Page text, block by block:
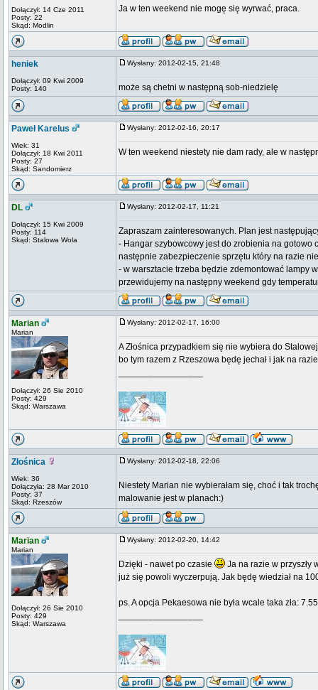
Dołączył: 14 Cze 2011
Posty: 22
Skąd: Modlin
Ja w ten weekend nie mogę się wyrwać, praca.
heniek
Dołączył: 09 Kwi 2009
Posty: 140
Wysłany: 2012-02-15, 21:48
może są chetni w następną sob-niedzielę
Paweł Karelus
Wiek: 31
Dołączył: 18 Kwi 2011
Posty: 27
Skąd: Sandomierz
Wysłany: 2012-02-16, 20:17
W ten weekend niestety nie dam rady, ale w
DL
Dołączył: 15 Kwi 2009
Posty: 114
Skąd: Stalowa Wola
Wysłany: 2012-02-17, 11:21
Zapraszam zainteresowanych. Plan jest
- Hangar szybowcowy jest do zrobienia na gotowo
następnie zabezpieczenie sprzętu który na razie
- w warsztacie trzeba będzie zdemontować lampy
przewidujemy na następny weekend gdy
Marian
Marian
Dołączył: 26 Sie 2010
Posty: 429
Skąd: Warszawa
Wysłany: 2012-02-17, 16:00
A Złośnica przypadkiem się nie wybiera do
bo tym razem z Rzeszowa będę jechał i jak na
Złośnica
Wiek: 36
Dołączyła: 28 Mar 2010
Posty: 37
Skąd: Rzeszów
Wysłany: 2012-02-18, 22:06
Niestety Marian nie wybierałam się, choć i tak
malowanie jest w planach:)
Marian
Marian
Dołączył: 26 Sie 2010
Posty: 429
Skąd: Warszawa
Wysłany: 2012-02-20, 14:42
Dzięki - nawet po czasie
Ja na razie w przyszły
już się powoli wyczerpują. Jak będę wiedział na
ps. A opcja Pekaesowa nie była wcale taka zła: